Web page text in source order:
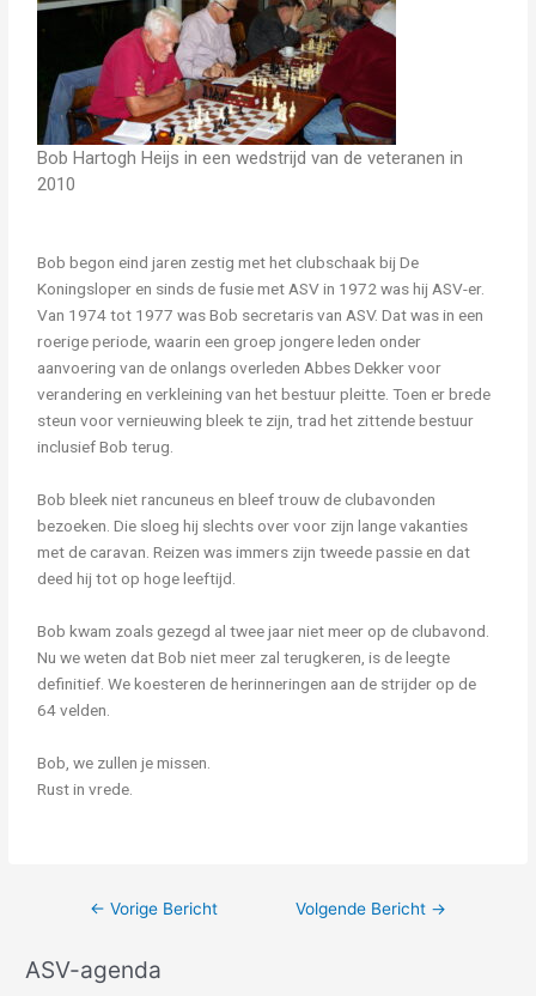
Bob Hartogh Heijs in een wedstrijd van de veteranen in
2010
Bob begon eind jaren zestig met het clubschaak bij De
Koningsloper en sinds de fusie met ASV in 1972 was hij ASV-er.
Van 1974 tot 1977 was Bob secretaris van ASV. Dat was in een
roerige periode, waarin een groep jongere leden onder
aanvoering van de onlangs overleden Abbes Dekker voor
verandering en verkleining van het bestuur pleitte. Toen er brede
steun voor vernieuwing bleek te zijn, trad het zittende bestuur
inclusief Bob terug.
Bob bleek niet rancuneus en bleef trouw de clubavonden
bezoeken. Die sloeg hij slechts over voor zijn lange vakanties
met de caravan. Reizen was immers zijn tweede passie en dat
deed hij tot op hoge leeftijd.
Bob kwam zoals gezegd al twee jaar niet meer op de clubavond.
Nu we weten dat Bob niet meer zal terugkeren, is de leegte
definitief. We koesteren de herinneringen aan de strijder op de
64 velden.
Bob, we zullen je missen.
Rust in vrede.
← Vorige Bericht Volgende Bericht →
ASV-agenda
A